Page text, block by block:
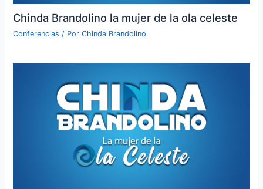
Chinda Brandolino la mujer de la ola celeste
Conferencias / PorChinda Brandolino